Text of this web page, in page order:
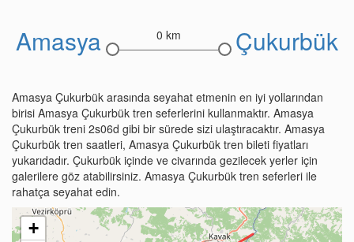
Amasya 0 km Çukurbük
Amasya Çukurbük arasında seyahat etmenin en iyi yollarından
birisi Amasya Çukurbük tren seferlerini kullanmaktır. Amasya
Çukurbük treni 2s06d gibi bir sürede sizi ulaştıracaktır. Amasya
Çukurbük tren saatleri, Amasya Çukurbük tren bileti fiyatları
yukarıdadır. Çukurbük içinde ve civarında gezilecek yerler için
galerilere göz atabilirsiniz. Amasya Çukurbük tren seferleri ile
rahatça seyahat edin.
+